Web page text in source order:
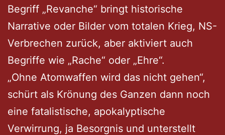
Begriff „Revanche“ bringt historische
Narrative oder Bilder vom totalen Krieg, NS-
Verbrechen zurück, aber aktiviert auch
Begriffe wie „Rache“ oder „Ehre“.
„Ohne Atomwaffen wird das nicht gehen“,
schürt als Krönung des Ganzen dann noch
eine fatalistische, apokalyptische
Verwirrung, ja Besorgnis und unterstellt